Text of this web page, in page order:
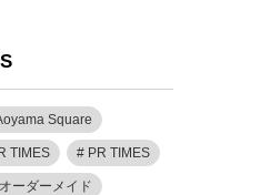
Square
TIMES PR TIMES
オーダーメイド